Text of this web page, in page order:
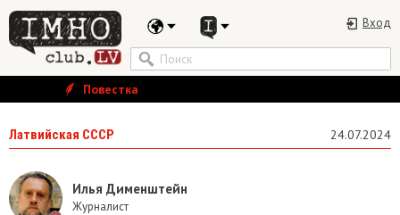
Вход
Повестка
Латвийская СССР 24.07.2024
Илья Дименштейн
Журналист